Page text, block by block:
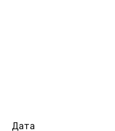
Дата